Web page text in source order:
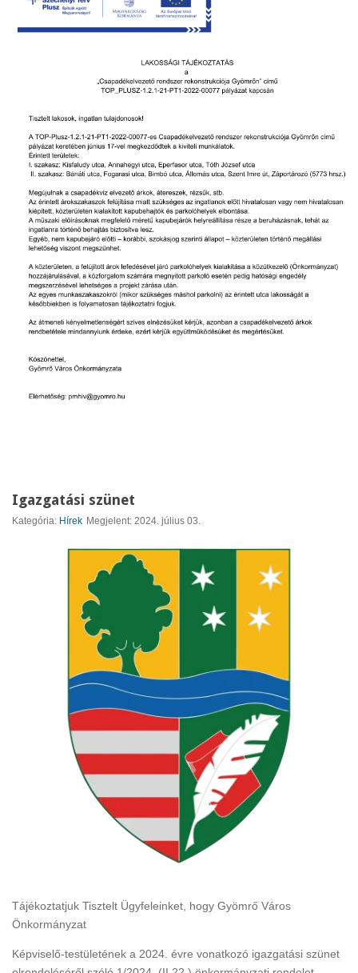
Igazgatási szünet
Kategória: Hírek Megjelent: 2024. július 03.
Tájékoztatjuk Tisztelt Ügyfeleinket, hogy Gyömrő Város
Önkormányzat
Képviselő-testületének a 2024. évre vonatkozó igazgatási szünet